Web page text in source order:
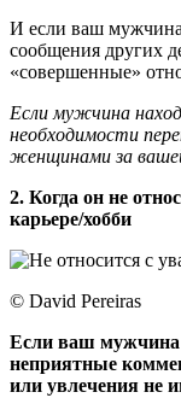
И если ваш мужчина
сообщения других
«совершенные»
Если мужчина
необходимости
женщинами за
2. Когда он не
карьере/хобби
© David Pereiras
Если ваш мужчина
неприятные
или увлечения не